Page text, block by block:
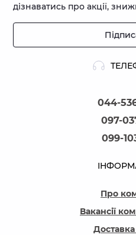
044-
097-
099-
дізнаватись про акції,
Про
Вакансії
Доставка